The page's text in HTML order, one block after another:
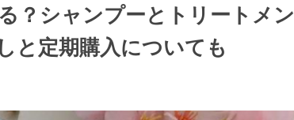
？シャンプーとトリートメン
と定期購入についても